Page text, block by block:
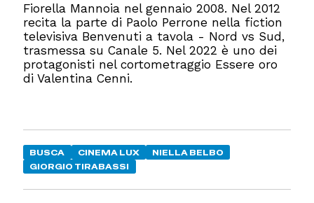
Fiorella Mannoia nel gennaio 2008. Nel 2012
recita la parte di Paolo Perrone nella fiction
televisiva Benvenuti a tavola - Nord vs Sud,
trasmessa su Canale 5. Nel 2022 è uno dei
protagonisti nel cortometraggio Essere oro
di Valentina Cenni.
BUSCA CINEMA LUX
NIELLA BELBO
GIORGIO TIRABASSI